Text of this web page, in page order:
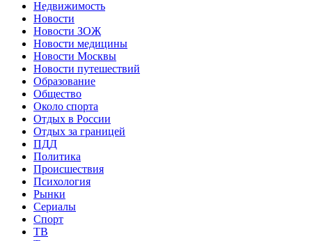
Недвижимость
Новости
Новости ЗОЖ
Новости медицины
Новости Москвы
Новости путешествий
Образование
Общество
Около спорта
Отдых в России
Отдых за границей
ПДД
Политика
Происшествия
Психология
Рынки
Сериалы
Спорт
ТВ